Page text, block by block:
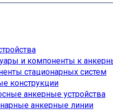
и компоненты к
стационарных систем
конструкции
анкерные устройства
анкерные линии